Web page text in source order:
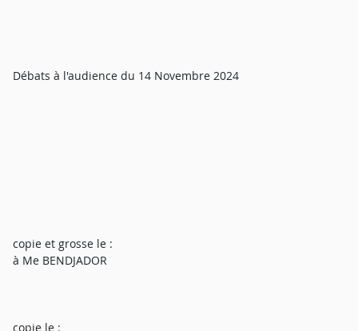
Débats à l'audience du 14 Novembre 2024
copie et grosse le :
à Me BENDJADOR
copie le :